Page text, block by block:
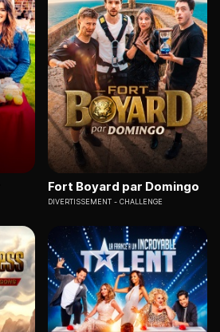
Fort Boyard par Domingo
DIVERTISSEMENT CHALLENGE